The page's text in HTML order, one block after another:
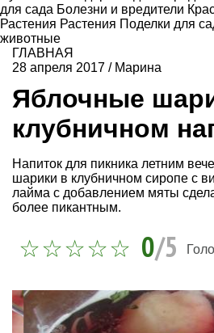
для сада Болезни и вредители
Растения Растения Поделки для
животные
ГЛАВНАЯ
28 апреля 2017 / Марина
Яблочные
клубничном
Напиток для пикника летним
шарики в клубничном сиропе с
лайма с добавлением мяты
более пикантным.
0/5